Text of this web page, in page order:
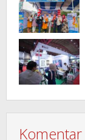
Komentar